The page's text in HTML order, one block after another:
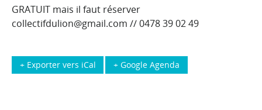
GRATUIT mais il faut réserver
collectifdulion@gmail.com // 0478 39 02 49
+ Google Agenda
+ Exporter vers iCal